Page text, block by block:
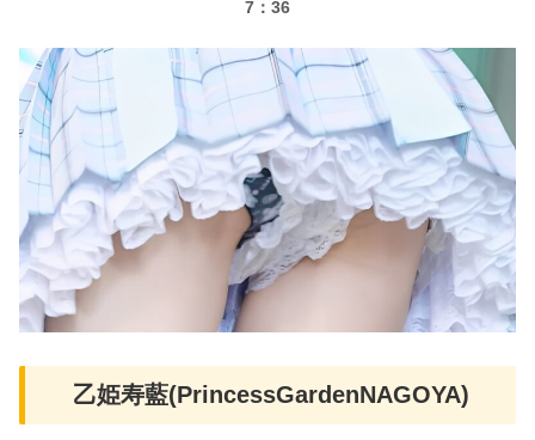
7：36
乙姫寿藍(PrincessGardenNAGOYA)